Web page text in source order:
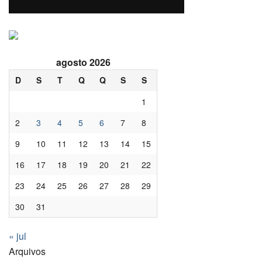
agosto 2026
D S T Q Q S
S
1
2
3 4 5 6 7
8
9
10 11 12 13 14
15
16
17 18 19 20 21
22
23
24 25 26 27 28
29
30
31
« jul
Arquivos